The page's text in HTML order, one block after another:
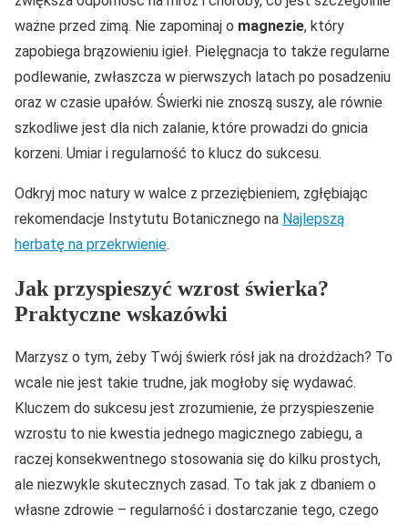
ważne przed zimą. Nie zapominaj o magnezie, który
zapobiega brązowieniu igieł. Pielęgnacja to także regularne
podlewanie, zwłaszcza w pierwszych latach po posadzeniu
oraz w czasie upałów. Świerki nie znoszą suszy, ale równie
szkodliwe jest dla nich zalanie, które prowadzi do gnicia
korzeni. Umiar i regularność to klucz do sukcesu.
Odkryj moc natury w walce z przeziębieniem, zgłębiając
rekomendacje Instytutu Botanicznego na Najlepszą
herbatę na przekrwienie.
Jak przyspieszyć wzrost świerka?
Praktyczne wskazówki
Marzysz o tym, żeby Twój świerk rósł jak na drożdżach? To
wcale nie jest takie trudne, jak mogłoby się wydawać.
Kluczem do sukcesu jest zrozumienie, że przyspieszenie
wzrostu to nie kwestia jednego magicznego zabiegu, a
raczej konsekwentnego stosowania się do kilku prostych,
ale niezwykle skutecznych zasad. To tak jak z dbaniem o
własne zdrowie – regularność i dostarczanie tego, czego